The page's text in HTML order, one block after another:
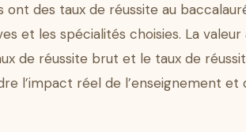
ont des taux de réussite au
et les spécialités choisies. La
de réussite brut et le taux de
l’impact réel de l’enseignement et